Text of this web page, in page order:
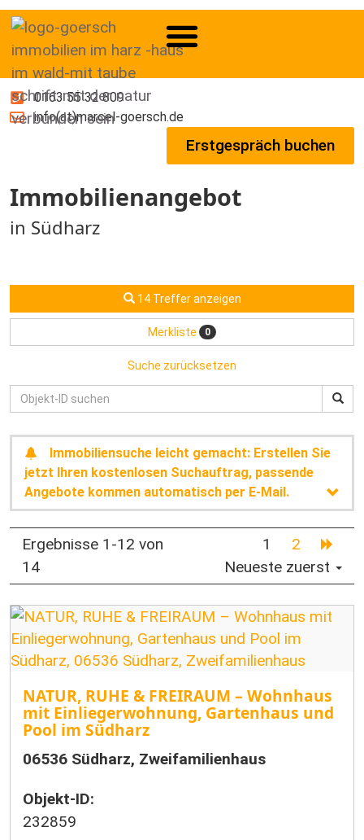
0163 55 32 809
info(at)marcel-goersch.de
Erstgespräch buchen
Immobilien­angebot
in Südharz
14 Treffer anzeigen
Merkliste 0
Suche zurücksetzen
Immobiliensuche leicht gemacht: Erstellen Sie
jetzt Ihren kostenlosen Suchauftrag, passende
Angebote kommen automatisch per E-Mail.
Ergebnisse 1-12 von
14
1
2
Neueste zuerst
NATUR, RUHE & FREIRAUM – Wohnhaus
mit Einliegerwohnung, Gartenhaus und
Pool im Südharz
06536 Südharz, Zweifamilienhaus
Objekt-ID:
232859